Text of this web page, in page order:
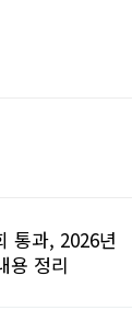
통과, 2026년
용 정리